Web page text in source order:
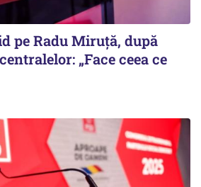
pe Radu Miruță, după
„Face ceea ce